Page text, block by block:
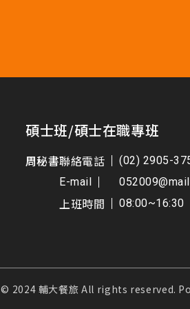
碩士班/碩士在職專班
周秘書聯絡電話
(02) 2905-
E-mail
上班時間 08:00~16:30
© 2024 輔大餐旅 All rights reserved.